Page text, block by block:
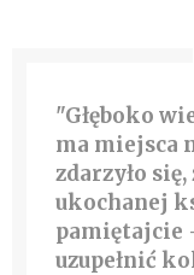
"Głęboko
ma miejsca
zdarzyło
ukochanej
pamiętajcie
uzupełnić